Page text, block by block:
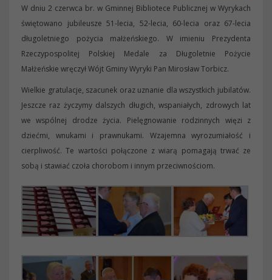
W dniu 2 czerwca br. w Gminnej Bibliotece Publicznej w Wyrykach
świętowano jubileusze 51-lecia, 52-lecia, 60-lecia oraz 67-lecia
długoletniego pożycia małżeńskiego. W imieniu Prezydenta
Rzeczypospolitej Polskiej Medale za Długoletnie Pożycie
Małżeńskie wręczył Wójt Gminy Wyryki Pan Mirosław Torbicz.
Wielkie gratulacje, szacunek oraz uznanie dla wszystkich jubilatów.
Jeszcze raz życzymy dalszych długich, wspaniałych, zdrowych lat
we wspólnej drodze życia. Pielęgnowanie rodzinnych więzi z
dziećmi, wnukami i prawnukami. Wzajemna wyrozumiałość i
cierpliwość. Te wartości połączone z wiarą pomagają trwać ze
sobą i stawiać czoła chorobom i innym przeciwnościom.